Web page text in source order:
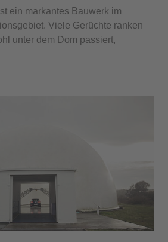
ein markantes Bauwerk im
Viele Gerüchte ranken
unter dem Dom passiert,